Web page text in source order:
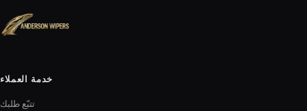
خدمة العملاء
تتبّع طلبك